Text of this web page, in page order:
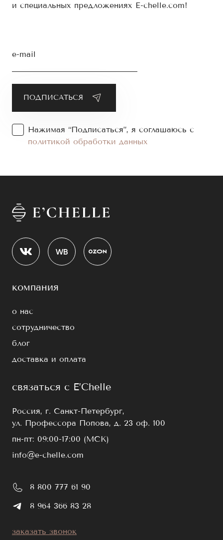
и специальных предложениях E-chelle.com!
e-mail
Нажимая “Подписаться”, я соглашаюсь с
политикой обработки данных
компания
о нас
сотрудничество
блог
доставка и оплата
связаться с E’Chelle
Россия, г. Санкт-Петербург,
ул. Профессора Попова, д. 23 оф. 100
пн-пт: 09:00-17:00 (МСК)
info@e-chelle.com
8 800 777 61 90
8 964 366 83 28
заказать звонок